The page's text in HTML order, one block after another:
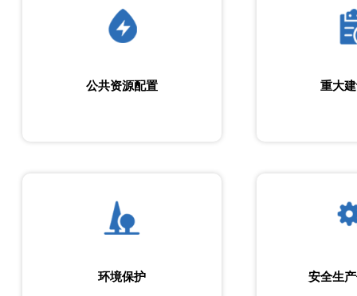
公共资源配置 重大
环境保护 安全生